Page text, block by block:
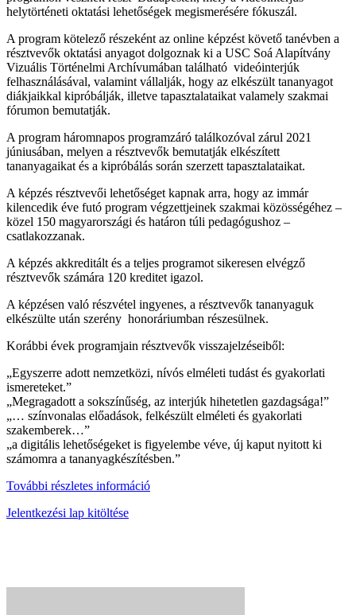
helytörténeti oktatási lehetőségek megismerésére fókuszál.
A program kötelező részeként az online képzést követő tanévben a
résztvevők oktatási anyagot dolgoznak ki a USC Soá Alapítvány
Vizuális Történelmi Archívumában található videóinterjúk
felhasználásával, valamint vállalják, hogy az elkészült tananyagot
diákjaikkal kipróbálják, illetve tapasztalataikat valamely szakmai
fórumon bemutatják.
A program háromnapos programzáró találkozóval zárul 2021
júniusában, melyen a résztvevők bemutatják elkészített
tananyagaikat és a kipróbálás során szerzett tapasztalataikat.
A képzés résztvevői lehetőséget kapnak arra, hogy az immár
kilencedik éve futó program végzettjeinek szakmai közösségéhez –
közel 150 magyarországi és határon túli pedagógushoz –
csatlakozzanak.
A képzés akkreditált és a teljes programot sikeresen elvégző
résztvevők számára 120 kreditet igazol.
A képzésen való részvétel ingyenes, a résztvevők tananyaguk
elkészülte után szerény honoráriumban részesülnek.
Korábbi évek programjain résztvevők visszajelzéseiből:
„Egyszerre adott nemzetközi, nívós elméleti tudást és gyakorlati
ismereteket.”
„Megragadott a sokszínűség, az interjúk hihetetlen gazdagsága!”
„… színvonalas előadások, felkészült elméleti és gyakorlati
szakemberek…”
„a digitális lehetőségeket is figyelembe véve, új kaput nyitott ki
számomra a tananyagkészítésben.”
További részletes információ
Jelentkezési lap kitöltése